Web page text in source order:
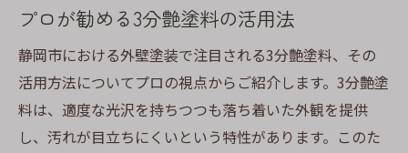
施工前に確認すべき事項
トラブルを避けるためのチェックリスト
静岡市での成功事例から学ぶ外壁塗装
プロが勧める3分艶塗料の活用法
静岡市における外壁塗装で注目される3分艶塗料、その
活用方法についてプロの視点からご紹介します。3分艶塗
料は、適度な光沢を持ちつつも落ち着いた外観を提供
し、汚れが目立ちにくいという特性があります。このた